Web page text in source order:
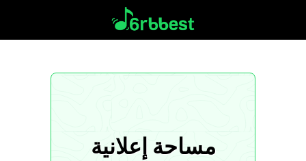
مساحة إعلانية